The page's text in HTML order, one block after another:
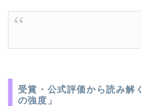
受賞・公式評価から読み解
の強度」